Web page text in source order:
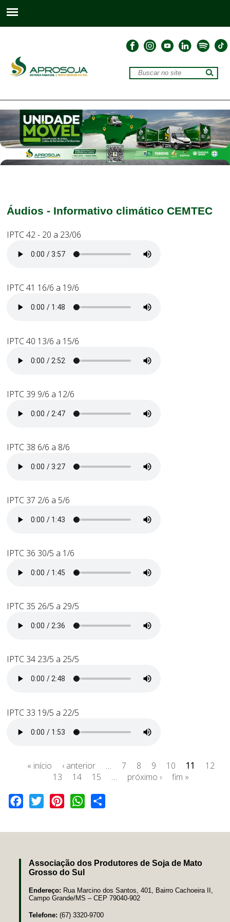
Áudios - Informativo climático CEMTEC
IPTC 42 - 20 a 23/06
IPTC 41 16/6 a 19/6
IPTC 40 13/6 a 15/6
IPTC 39 9/6 a 12/6
IPTC 38 6/6 a 8/6
IPTC 37 2/6 a 5/6
IPTC 36 30/5 a 1/6
IPTC 35 26/5 a 29/5
IPTC 34 23/5 a 25/5
IPTC 33 19/5 a 22/5
« início ‹ anterior … 7 8 9 10 11
12
13
14 15 … próximo › fim »
Facebook
Twitter PinterestWhatsApp
Associação dos Produtores de Soja de Mato
Grosso do Sul
Endereço: Rua Marcino dos Santos, 401, Bairro Cachoeira II,
Campo Grande/MS – CEP 79040-902
Telefone: (67) 3320-9700